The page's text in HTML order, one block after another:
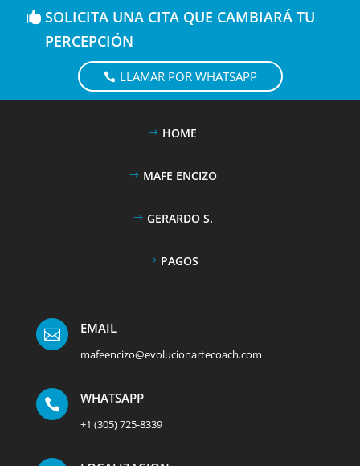
SOLICITA UNA CITA QUE CAMBIARÁ TU
PERCEPCIÓN
LLAMAR POR WHATSAPP
HOME
MAFE ENCIZO
GERARDO S.
PAGOS
 EMAIL
mafeencizo@evolucionartecoach.com
 WHATSAPP
+1 (305) 725-8339